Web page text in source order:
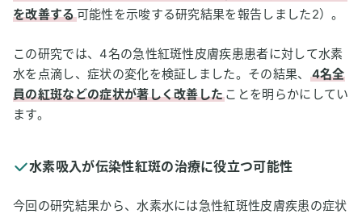
を改善する可能性を示唆する研究結果を報告しました2）。
この研究では、4名の急性紅斑性皮膚疾患患者に対して水素
水を点滴し、症状の変化を検証しました。その結果、
4名全
員の紅斑などの症状が著しく改善したことを明らかにしてい
ます。
水素吸入が伝染性紅斑の治療に役立つ可能性
今回の研究結果から、水素水には急性紅斑性皮膚疾患の症状